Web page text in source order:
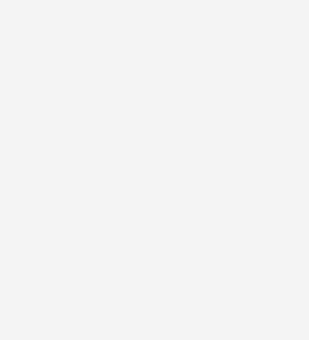
https://